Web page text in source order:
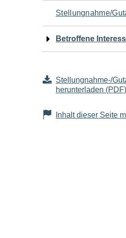
für
Stellungnahme/
Betroffene
Stellungnahme-/
herunterladen (PDF)
Inhalt dieser Seite